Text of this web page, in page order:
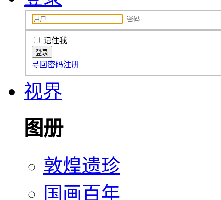
记住我
寻回密码注册
视界
图册
敦煌遗珍
国画百年